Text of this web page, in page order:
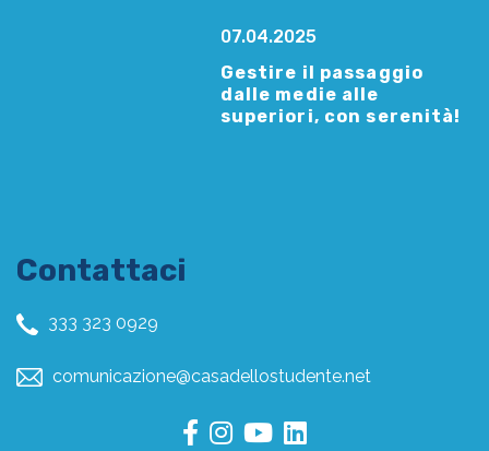
07.04.2025
Gestire il passaggio
dalle medie alle
superiori, con serenità!
Contattaci
333 323 0929
comunicazione@casadellostudente.net